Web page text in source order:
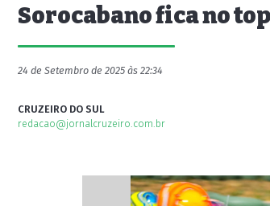
Sorocabano fica no
24 de Setembro de 2025 às 22:34
CRUZEIRO DO SUL
redacao@jornalcruzeiro.com.br